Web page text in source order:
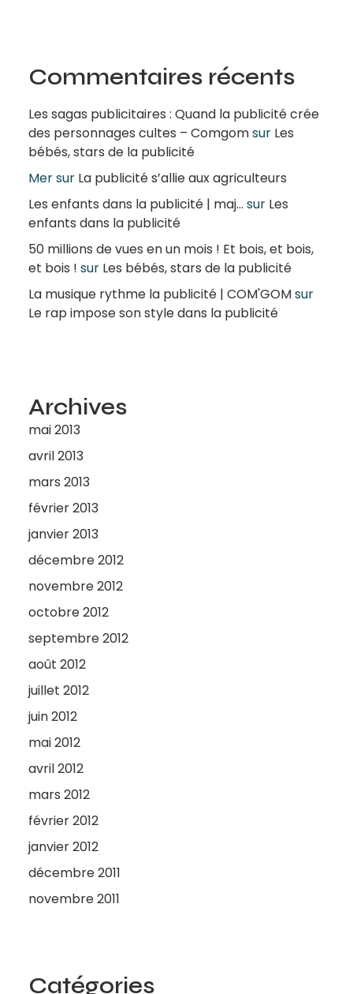
Commentaires récents
Les sagas publicitaires : Quand la publicité crée
des personnages cultes – Comgomsur Les
bébés, stars de la publicité
Mersur La publicité s’allie aux agriculteurs
Les enfants dans la publicité | maj... sur Les
enfants dans la publicité
50 millions de vues en un mois ! Et bois, et bois,
et bois ! sur Les bébés, stars de la publicité
La musique rythme la publicité | COM'GOMsur
Le rap impose son style dans la publicité
Archives
mai 2013
avril 2013
mars 2013
février 2013
janvier 2013
décembre 2012
novembre 2012
octobre 2012
septembre 2012
août 2012
juillet 2012
juin 2012
mai 2012
avril 2012
mars 2012
février 2012
janvier 2012
décembre 2011
novembre 2011
Catégories